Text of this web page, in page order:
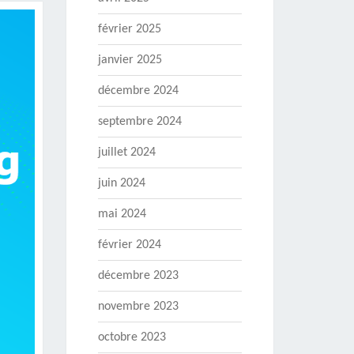
février 2025
janvier 2025
décembre 2024
septembre 2024
juillet 2024
juin 2024
mai 2024
février 2024
décembre 2023
novembre 2023
octobre 2023